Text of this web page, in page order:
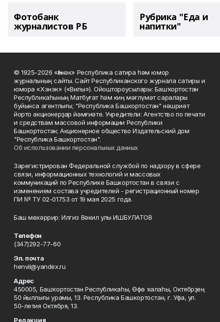
Фотобанк
журналистов РБ
Рубрика "Еда и
напитки"
© 1925-2026 «Һәнәк» Республика сатира һәм юмор
журналының сайты. Сайт Республиканского журнала сатиры и
юмора «Хэнэк» («Вилы»). Ойоштороусылары: Башҡортостан
Республикаһының Матбуғат һәм киң мәғлүмәт саралары
буйынса агентлығы; "Республика Башкортостан" нәшриәт
йорто акционерҙар йәмғиәте. Учредители: Агентство по печати
и средствам массовой информации Республики
Башкортостан; Акционерное общество Издательский дом
"Республика Башкортостан".
Об использовании персональных данных
Зарегистрирован Федеральной службой по надзору в сфере
связи, информационных технологий и массовых
коммуникаций по Республике Башкортостан в связи с
изменением состава учредителей - регистрационный номер
ПИ № ТУ 02-01753 от 19 мая 2025 года.
Баш мөхәррир: Илгиз Вәкил улы ИШБУЛАТОВ
Телефон
(347)292-77-60
Эл. почта
henvil@yandex.ru
Адрес
450005, Башҡортостан Республикаһы, Өфө ҡалаһы, Октябрҙең
50 йыллығы урамы, 13. Республика Башкортостан, г. Уфа, ул.
50-летия Октября, 13.
Редакция